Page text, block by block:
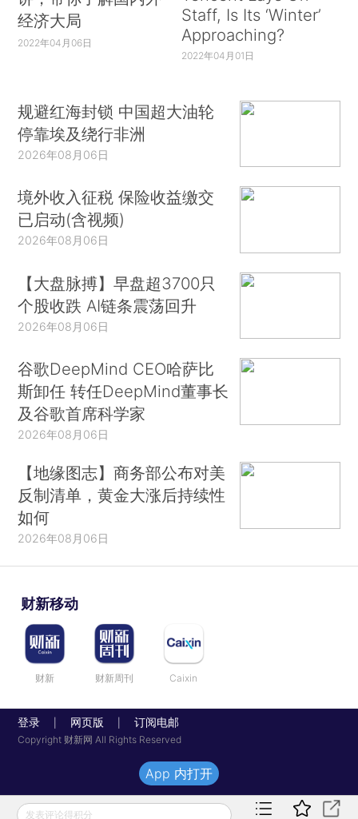
经济大局
2022年04月06日
Staff, Is Its ‘Winter’
Approaching?
2022年04月01日
规避红海封锁 中国超大油轮
停靠埃及绕行非洲
2026年08月06日
境外收入征税 保险收益缴交
已启动(含视频)
2026年08月06日
【大盘脉搏】早盘超3700只
个股收跌 AI链条震荡回升
2026年08月06日
谷歌DeepMind CEO哈萨比
斯卸任 转任DeepMind董事长
及谷歌首席科学家
2026年08月06日
【地缘图志】商务部公布对美
反制清单，黄金大涨后持续性
如何
2026年08月06日
财新移动
财新 财新周刊 Caixin
登录 网页版 订阅电邮
Copyright 财新网 All Rights Reserved
发表评论得积分
App 内打开